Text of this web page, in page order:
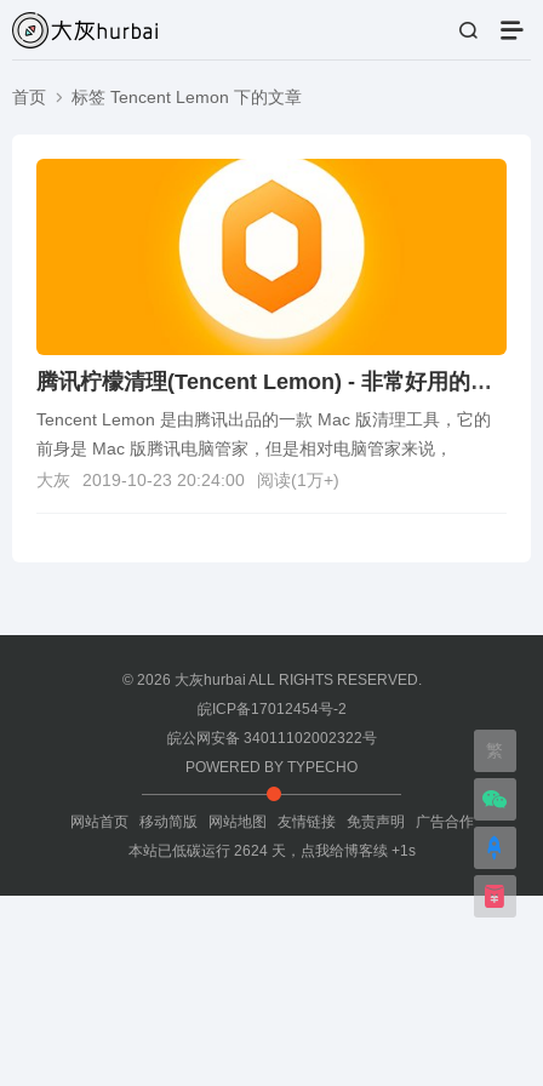
首页 标签 Tencent Lemon 下的文章
腾讯柠檬清理(Tencent Lemon) - 非常好用的免费Mac清理软件
Tencent Lemon 是由腾讯出品的一款 Mac 版清理工具，它的
前身是 Mac 版腾讯电脑管家，但是相对电脑管家来说，
Tencent Lemon界面更加...
大灰 2019-10-23 20:24:00 阅读(1万+)
© 2026 大灰hurbai ALL RIGHTS RESERVED.
皖ICP备17012454号-2
皖公网安备 34011102002322号
POWERED BY TYPECHO
网站首页 移动简版 网站地图 友情链接 免责声明
广告合作
本站已低碳运行2624 天， 点我给博客续 +1s
繁